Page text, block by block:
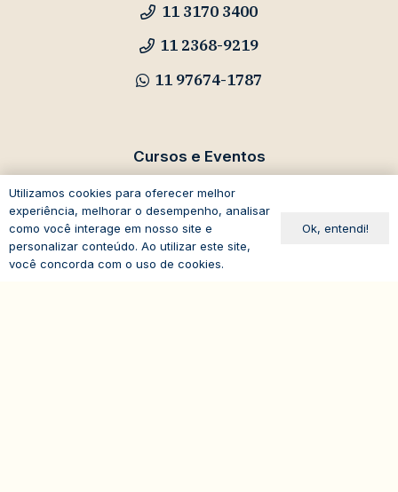
11 3170 3400
11 2368-9219
11 97674-1787
Cursos e Eventos
eventos@iasp.org.br
11 94047-5796
Utilizamos cookies para oferecer melhor
experiência, melhorar o desempenho, analisar
como você interage em nosso site e
personalizar conteúdo. Ao utilizar este site,
você concorda com o uso de cookies.
Ok, entendi!